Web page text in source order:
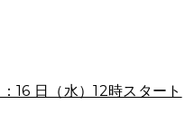
16 日（水）12時スタート